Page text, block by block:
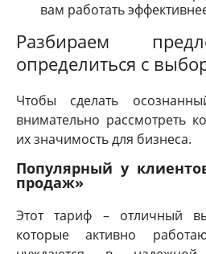
вам работать
Разбираем
определиться с
Чтобы сделать
внимательно рассмотреть
их значимость для бизнеса.
Популярный у
продаж»
Этот тариф – отличный
которые активно